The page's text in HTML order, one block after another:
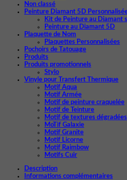
Non classé
Peinture Diamant 5D
Kit de Peinture au Diamant
Peinture au Diamant 5D
Plaquette de Nom
Plaquettes Personnalisées
Pochoirs de Tatouage
Produits
Produits promotionnels
Stylo
Vinyle pour Transfert Thermique
Motif Aqua
Motif Armée
Motif de peinture craquelée
Motif de Teinture
Motif de textures dégradées
MoTif Galaxie
Motif Granite
Motif Licorne
Motif Raimbow
Motifs Cuir
Description
Informations complémentaires